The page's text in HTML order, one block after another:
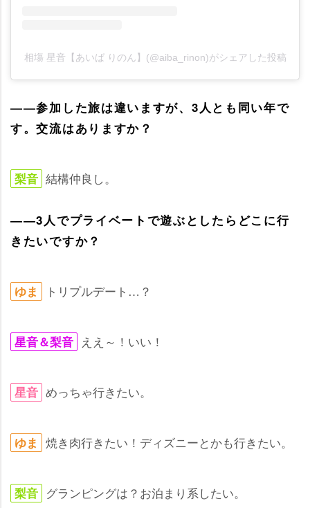
相塲 星音【あいば りのん】(@aiba_rinon)がシェアした投稿
――参加した旅は違いますが、3人とも同い年で
す。交流はありますか？
梨音 結構仲良し。
――3人でプライベートで遊ぶとしたらどこに行
きたいですか？
ゆま トリプルデート…？
星音＆梨音 ええ～！いい！
星音 めっちゃ行きたい。
ゆま 焼き肉行きたい！ディズニーとかも行きたい。
梨音 グランピングは？お泊まり系したい。